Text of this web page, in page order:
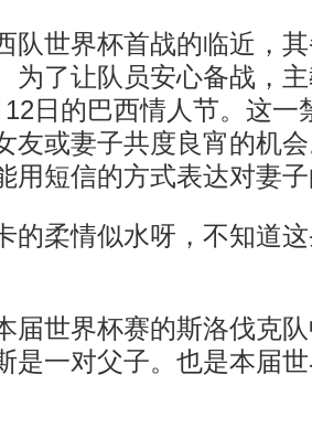
世界杯首战的临近，其
为了让队员安心备战，
日的巴西情人节。这一
友或妻子共度良宵的机
用短信的方式表达对妻
情似水呀，不知道这
世界杯赛的斯洛伐克队
是一对父子。也是本届